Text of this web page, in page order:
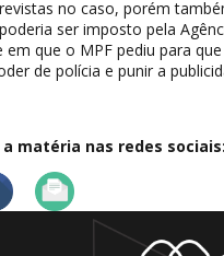
no caso, porém
ser imposto pela
que o MPF pediu para
de polícia e punir a
matéria nas redes sociais: